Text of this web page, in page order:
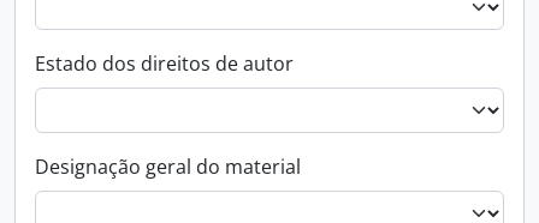
Estado dos direitos de autor
Designação geral do material